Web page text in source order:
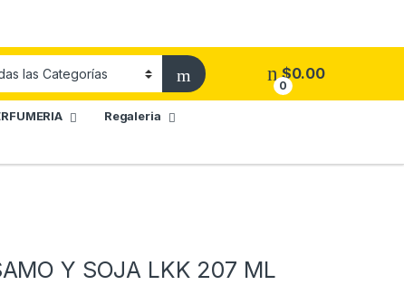
0
$0.00
Regaleria
Y SOJA LKK 207 ML